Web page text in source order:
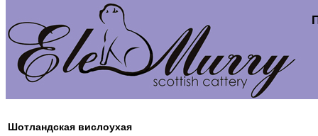
Шотландская вислоухая